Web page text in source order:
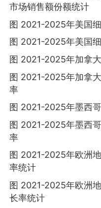
市场销售额份额统计
图 2021-2025年美国
图 2021-2025年美国
图 2021-2025年加拿
图 2021-2025年加拿
率
图 2021-2025年墨西
图 2021-2025年墨西
率
图 2021-2025年欧洲
率统计
图 2021-2025年欧洲
长率统计